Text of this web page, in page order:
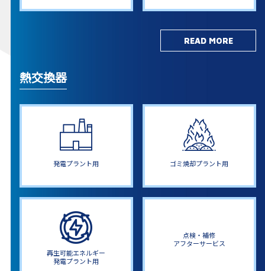
READ MORE
熱交換器
発電プラント用 ゴミ焼却プラント用
再生可能エネルギー
発電プラント用
点検・補修
アフターサービス